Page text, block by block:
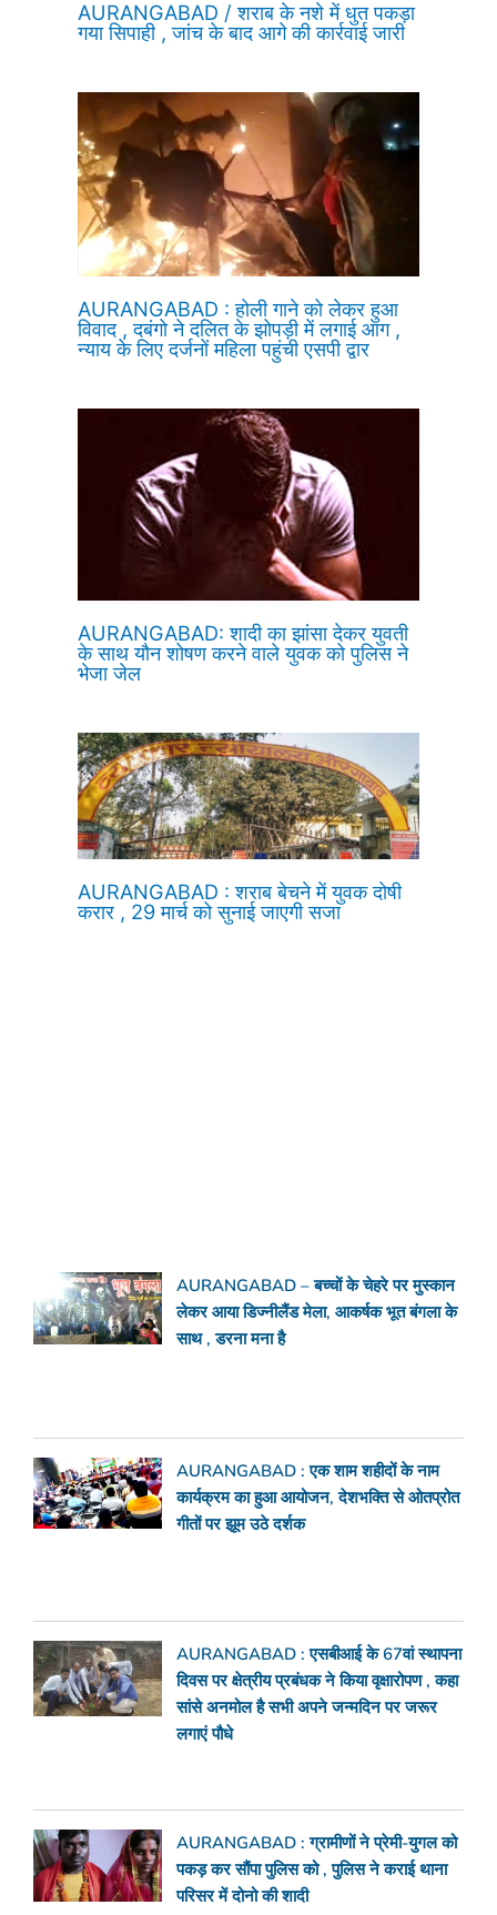
AURANGABAD / शराब के नशे में धुत पकड़ा
गया सिपाही , जांच के बाद आगे की कार्रवाई जारी
AURANGABAD : होली गाने को लेकर हुआ
विवाद , दबंगो ने दलित के झोपड़ी में लगाई आग ,
न्याय के लिए दर्जनों महिला पहुंची एसपी द्वार
AURANGABAD: शादी का झांसा देकर युवती
के साथ यौन शोषण करने वाले युवक को पुलिस ने
भेजा जेल
AURANGABAD : शराब बेचने में युवक दोषी
करार , 29 मार्च को सुनाई जाएगी सजा
AURANGABAD – बच्चों के चेहरे पर मुस्कान
लेकर आया डिज्नीलैंड मेला, आकर्षक भूत बंगला के
साथ , डरना मना है
AURANGABAD : एक शाम शहीदों के नाम
कार्यक्रम का हुआ आयोजन, देशभक्ति से ओतप्रोत
गीतों पर झूम उठे दर्शक
AURANGABAD : एसबीआई के 67वां स्थापना
दिवस पर क्षेत्रीय प्रबंधक ने किया वृक्षारोपण , कहा
सांसे अनमोल है सभी अपने जन्मदिन पर जरूर
लगाएं पौधे
AURANGABAD : ग्रामीणों ने प्रेमी-युगल को
पकड़ कर सौंपा पुलिस को , पुलिस ने कराई थाना
परिसर में दोनो की शादी